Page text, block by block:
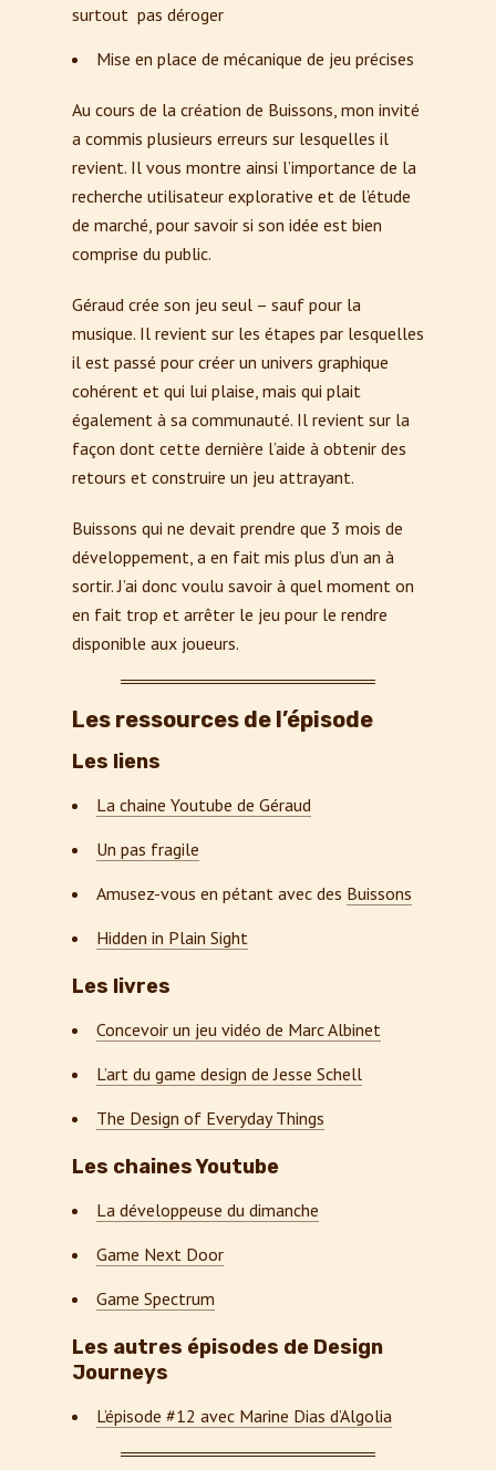
surtout pas déroger
Mise en place de mécanique de jeu précises
Au cours de la création de Buissons, mon invité
a commis plusieurs erreurs sur lesquelles il
revient. Il vous montre ainsi l’importance de la
recherche utilisateur explorative et de l’étude
de marché, pour savoir si son idée est bien
comprise du public.
Géraud crée son jeu seul – sauf pour la
musique. Il revient sur les étapes par lesquelles
il est passé pour créer un univers graphique
cohérent et qui lui plaise, mais qui plait
également à sa communauté. Il revient sur la
façon dont cette dernière l’aide à obtenir des
retours et construire un jeu attrayant.
Buissons qui ne devait prendre que 3 mois de
développement, a en fait mis plus d’un an à
sortir. J’ai donc voulu savoir à quel moment on
en fait trop et arrêter le jeu pour le rendre
disponible aux joueurs.
Les ressources de l’épisode
Les liens
La chaine Youtube de Géraud
Un pas fragile
Amusez-vous en pétant avec des Buissons
Hidden in Plain Sight
Les livres
Concevoir un jeu vidéo de Marc Albinet
L’art du game design de Jesse Schell
The Design of Everyday Things
Les chaines Youtube
La développeuse du dimanche
Game Next Door
Game Spectrum
Les autres épisodes de Design
Journeys
L’épisode #12 avec Marine Dias d’Algolia